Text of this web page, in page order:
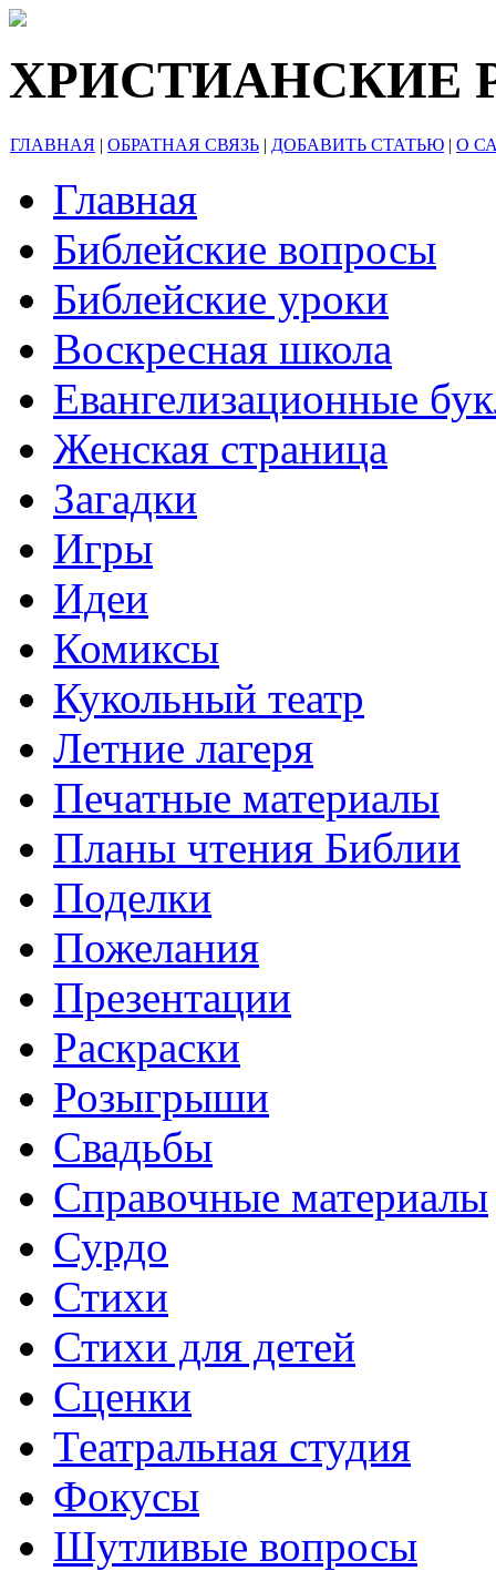
ХРИСТИАНСКИЕ
ГЛАВНАЯ | ОБРАТНАЯ СВЯЗЬ | ДОБАВИТЬ СТАТЬЮ | О
Главная
Библейские вопросы
Библейские уроки
Воскресная школа
Евангелизационные
Женская страница
Загадки
Игры
Идеи
Комиксы
Кукольный театр
Летние лагеря
Печатные материалы
Планы чтения Библии
Поделки
Пожелания
Презентации
Раскраски
Розыгрыши
Свадьбы
Справочные материалы
Сурдо
Стихи
Стихи для детей
Сценки
Театральная студия
Фокусы
Шутливые вопросы